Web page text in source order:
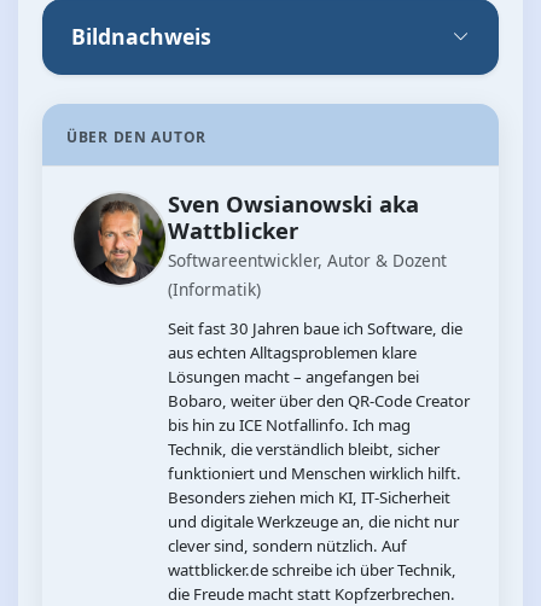
Bildnachweis
ÜBER DEN AUTOR
Sven Owsianowski aka
Wattblicker
Softwareentwickler, Autor & Dozent
(Informatik)
Seit fast 30 Jahren baue ich Software, die
aus echten Alltagsproblemen klare
Lösungen macht – angefangen bei
Bobaro, weiter über den QR‑Code Creator
bis hin zu ICE Notfallinfo. Ich mag
Technik, die verständlich bleibt, sicher
funktioniert und Menschen wirklich hilft.
Besonders ziehen mich KI, IT‑Sicherheit
und digitale Werkzeuge an, die nicht nur
clever sind, sondern nützlich. Auf
wattblicker.de schreibe ich über Technik,
die Freude macht statt Kopfzerbrechen.